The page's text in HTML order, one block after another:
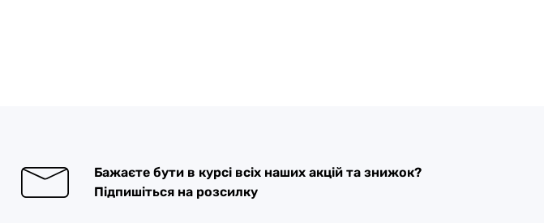
Бажаєте бути в курсі всіх наших акцій та знижок?
Підпишіться на розсилку